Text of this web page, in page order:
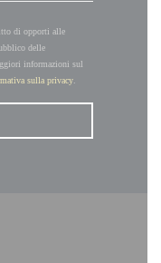
di opporti alle
delle
informazioni sul
sulla privacy